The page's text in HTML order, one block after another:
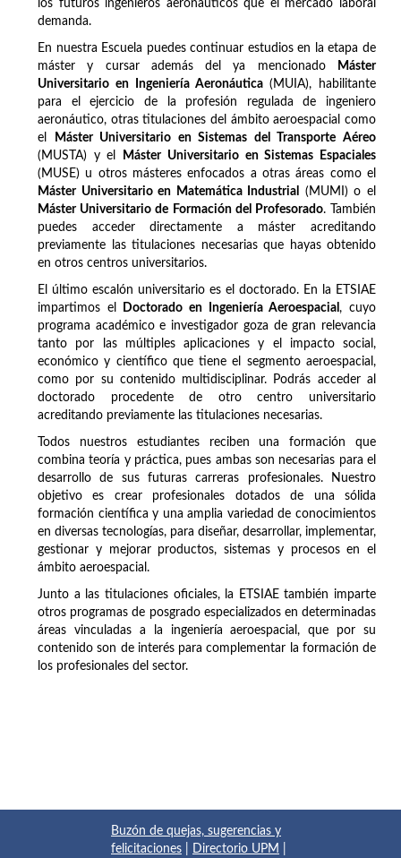
los futuros ingenieros aeronáuticos que el mercado laboral
demanda.
En nuestra Escuela puedes continuar estudios en la etapa de
máster y cursar además del ya mencionado
Máster
Universitario en Ingeniería Aeronáutica(MUIA), habilitante
para el ejercicio de la profesión regulada de ingeniero
aeronáutico, otras titulaciones del ámbito aeroespacial como
el
Máster Universitario en Sistemas del Transporte Aéreo
(MUSTA) y el
Máster Universitario en Sistemas Espaciales
(MUSE) u otros másteres enfocados a otras áreas como el
Máster Universitario en Matemática Industrial
(MUMI) o el
Máster Universitario de Formación del Profesorado. También
puedes acceder directamente a máster acreditando
previamente las titulaciones necesarias que hayas obtenido
en otros centros universitarios.
El último escalón universitario es el doctorado. En la ETSIAE
impartimos el
Doctorado en Ingeniería Aeroespacial, cuyo
programa académico e investigador goza de gran relevancia
tanto por las múltiples aplicaciones y el impacto social,
económico y científico que tiene el segmento aeroespacial,
como por su contenido multidisciplinar. Podrás acceder al
doctorado procedente de otro centro universitario
acreditando previamente las titulaciones necesarias.
Todos nuestros estudiantes reciben una formación que
combina teoría y práctica, pues ambas son necesarias para el
desarrollo de sus futuras carreras profesionales. Nuestro
objetivo es crear profesionales dotados de una sólida
formación científica y una amplia variedad de conocimientos
en diversas tecnologías, para diseñar, desarrollar, implementar,
gestionar y mejorar productos, sistemas y procesos en el
ámbito aeroespacial.
Junto a las titulaciones oficiales, la ETSIAE también imparte
otros programas de posgrado especializados en determinadas
áreas vinculadas a la ingeniería aeroespacial, que por su
contenido son de interés para complementar la formación de
los profesionales del sector.
Buzón de quejas, sugerencias y
felicitaciones
Directorio UPM